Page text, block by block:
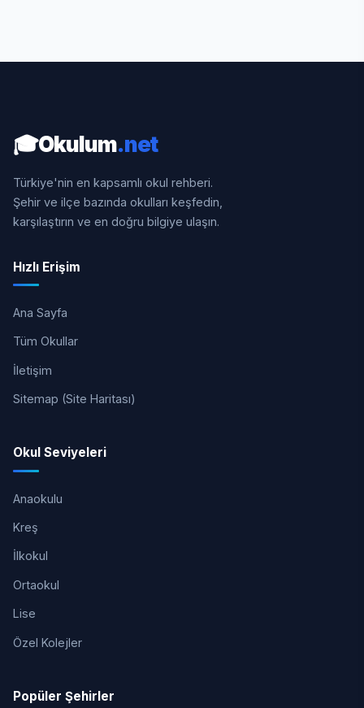
🎓Okulum.net
Türkiye'nin en kapsamlı okul rehberi.
Şehir ve ilçe bazında okulları keşfedin,
karşılaştırın ve en doğru bilgiye ulaşın.
Hızlı Erişim
Ana Sayfa
Tüm Okullar
İletişim
Sitemap (Site Haritası)
Okul Seviyeleri
Anaokulu
Kreş
İlkokul
Ortaokul
Lise
Özel Kolejler
Popüler Şehirler